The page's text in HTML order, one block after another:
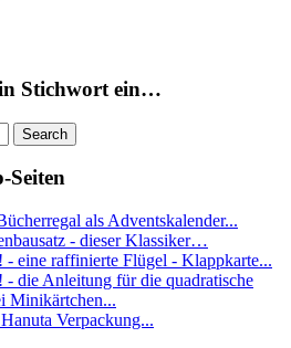
Stichwort ein…
Seiten
als Adventskalender...
- dieser Klassiker…
eine raffinierte Flügel - Klappkarte...
die Anleitung für die quadratische
Minikärtchen...
Verpackung...